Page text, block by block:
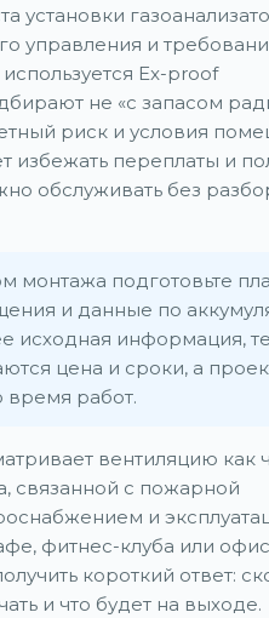
установки
управления и
Еx-proof
не «с запасом
риск и условия
избежать переплаты и
обслуживать без
монтажа подготовьте
и данные по
исходная информация,
цена и сроки, а
время работ.
вентиляцию как
связанной с пожарной
и
фитнес-клуба или
короткий ответ:
и что будет на выходе.